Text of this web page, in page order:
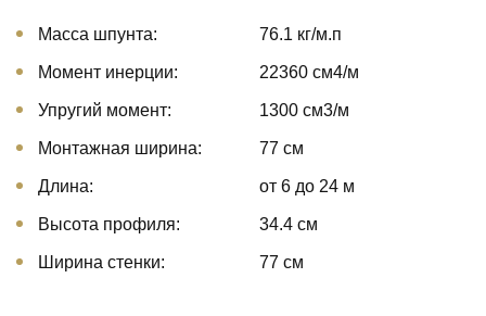
Масса шпунта: 76.1 кг/м.п
Момент инерции: 22360 cм4/м
Упругий момент: 1300 cм3/м
Монтажная ширина: 77 см
Длина: от 6 до 24 м
Высота профиля: 34.4 см
Ширина стенки: 77 см